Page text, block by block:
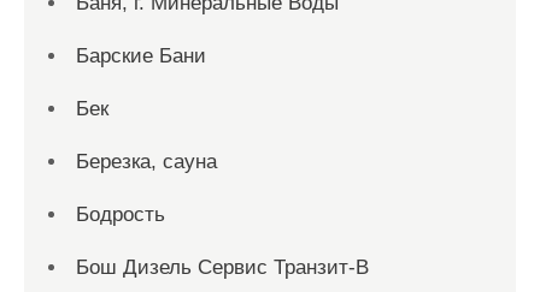
Барские Бани
Бек
Березка, сауна
Бодрость
Бош Дизель Сервис Транзит-В